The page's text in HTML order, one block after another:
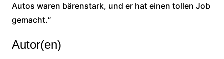
Autos waren bärenstark, und er hat einen tollen Job
gemacht.“
Autor(en)